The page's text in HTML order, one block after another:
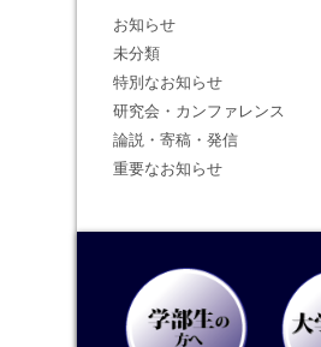
お知らせ
未分類
特別なお知らせ
研究会・カンファレンス
論説・寄稿・発信
重要なお知らせ